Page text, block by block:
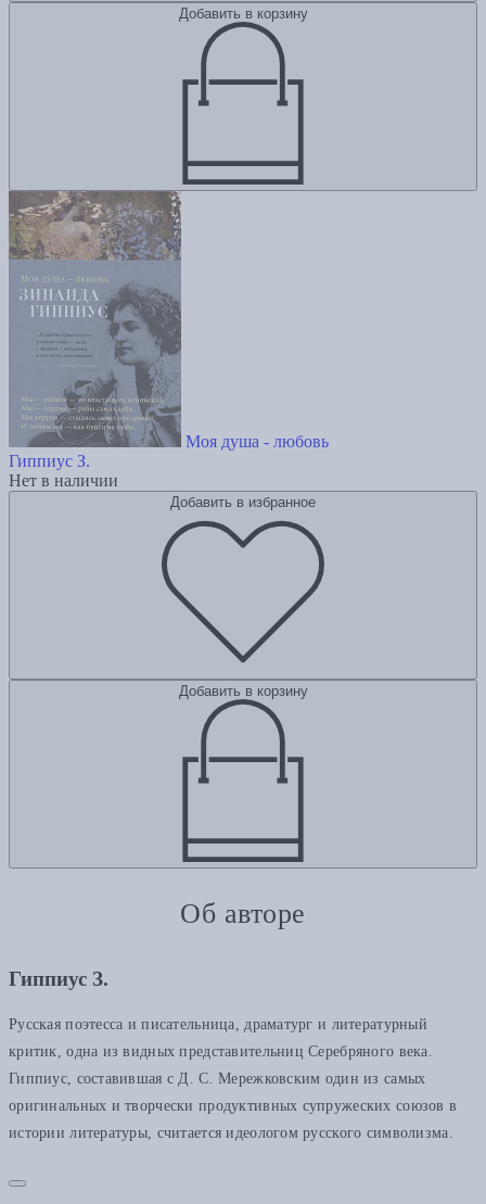
Добавить в корзину
Моя душа - любовь
Гиппиус З.
Нет в наличии
Добавить в избранное
Добавить в корзину
Об авторе
Гиппиус З.
Русская поэтесса и писательница, драматург и литературный
критик, одна из видных представительниц Серебряного века.
Гиппиус, составившая с Д. С. Мережковским один из самых
оригинальных и творчески продуктивных супружеских союзов в
истории литературы, считается идеологом русского символизма.